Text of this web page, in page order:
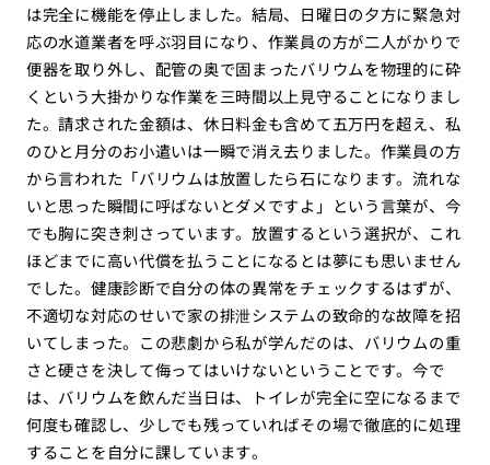
は完全に機能を停止しました。結局、日曜日の夕方に緊急対
応の水道業者を呼ぶ羽目になり、作業員の方が二人がかりで
便器を取り外し、配管の奥で固まったバリウムを物理的に砕
くという大掛かりな作業を三時間以上見守ることになりまし
た。請求された金額は、休日料金も含めて五万円を超え、私
のひと月分のお小遣いは一瞬で消え去りました。作業員の方
から言われた「バリウムは放置したら石になります。流れな
いと思った瞬間に呼ばないとダメですよ」という言葉が、今
でも胸に突き刺さっています。放置するという選択が、これ
ほどまでに高い代償を払うことになるとは夢にも思いません
でした。健康診断で自分の体の異常をチェックするはずが、
不適切な対応のせいで家の排泄システムの致命的な故障を招
いてしまった。この悲劇から私が学んだのは、バリウムの重
さと硬さを決して侮ってはいけないということです。今で
は、バリウムを飲んだ当日は、トイレが完全に空になるまで
何度も確認し、少しでも残っていればその場で徹底的に処理
することを自分に課しています。